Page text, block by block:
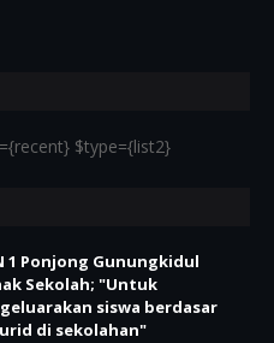
$type={list2}
1 Ponjong Gunungkidul
Sekolah; "Untuk
siswa berdasar
di sekolahan"